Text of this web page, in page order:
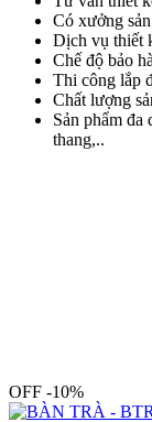
Có xưởng
Dịch vụ thiết
Chế độ bảo
Thi công lắp
Chất lượng
Sản phẩm đa
thang,..
OFF -10%